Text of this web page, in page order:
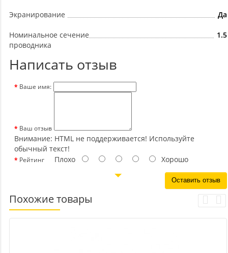
Экранирование Да
Номинальное сечение
проводника
1.5
Написать отзыв
Ваше имя:
Ваш отзыв
Внимание: HTML не поддерживается! Используйте
обычный текст!
Рейтинг Плохо Хорошо
Оставить отзыв
Похожие товары